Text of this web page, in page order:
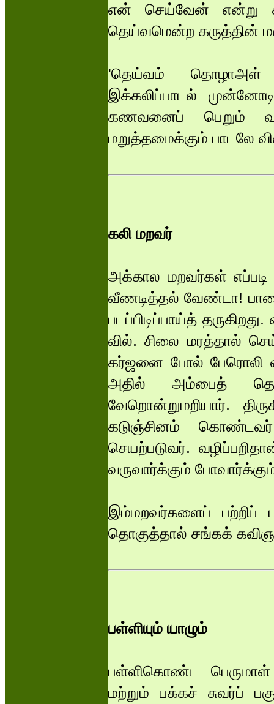
என் செய்வேன் என்று
தெய்வமென்ற கருத்தின்
'தெய்வம் தொழாஅள்
இக்கலிப்பாடல்
கணவனைப் பெறும்
மறுத்தமைக்கும் பாடலே
கலி மறவர்
அக்கால மறவர்கள் எப்படி
வீணடித்தல் வேண்டா!
படப்பிடிப்பாய்த்
வில். சிலை மரத்தால்
கர்ஜனை போல் பேரொலி
அதில் அம்பைத்
வேறொன்றுமறியார்.
கடுஞ்சினம்
செயற்படுவர்.
வருவார்க்கும்
இம்மறவர்களைப்
தொகுத்தால் சங்கக்
பள்ளியும் யாழும்
பள்ளிகொண்ட பெருமாள்
மற்றும் பக்கச் சுவர்ப்